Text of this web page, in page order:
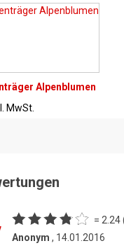
Alpenblumen
MwSt.
=
Anonym , 14.01.2016